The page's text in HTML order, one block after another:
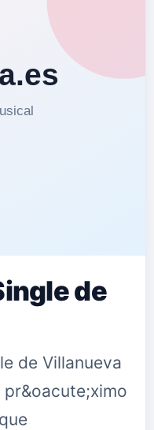
de
de Villanueva